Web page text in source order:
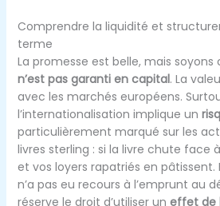
Comprendre la liquidité et
terme
La promesse est belle, mais soyons
n’est pas garanti en capital. La
avec les marchés européens.
l’internationalisation implique un
particulièrement marqué sur les
livres sterling : si la livre chute face
et vos loyers rapatriés en
n’a pas eu recours à l’emprunt au
réserve le droit d’utiliser un effet de